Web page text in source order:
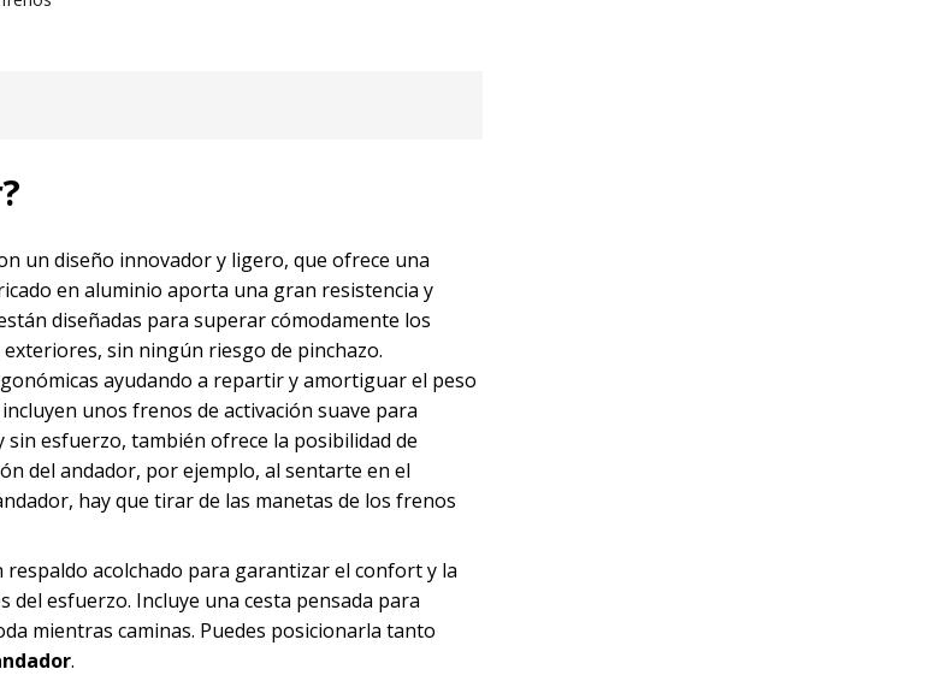
ruedas quedarán bloqueadas. Para desbloquear
y vehículo para comprobar que le viene bien.
un diseño innovador y ligero, que ofrece una
en aluminio aporta una gran resistencia y
diseñadas para superar cómodamente los
sin ningún riesgo de pinchazo.
ayudando a repartir y amortiguar el peso
unos frenos de activación suave para
sin esfuerzo, también ofrece la posibilidad de
del andador, por ejemplo, al sentarte en el
hay que tirar de las manetas de los frenos
acolchado para garantizar el confort y la
del esfuerzo. Incluye una cesta pensada para
mientras caminas. Puedes posicionarla tanto
.